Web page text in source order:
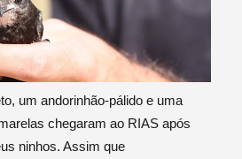
um andorinhão-pálido e uma
chegaram ao RIAS após
ninhos. Assim que